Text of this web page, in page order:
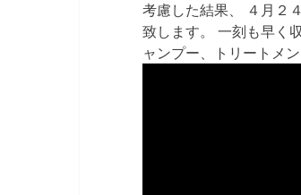
考慮した結果、 ４月２
致します。 一刻も早く
ャンプー、トリートメ